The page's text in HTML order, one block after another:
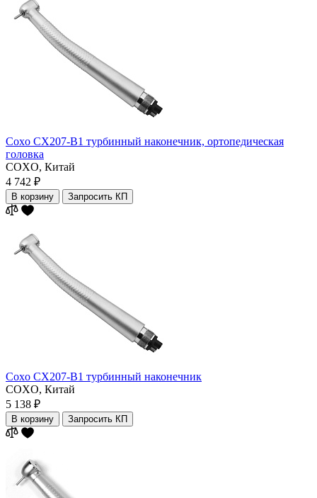
Coxo CX207-B1 турбинный наконечник, ортопедическая
головка
COXO, Китай
4 742 ₽
В корзину Запросить КП
Coxo CX207-B1 турбинный наконечник
COXO, Китай
5 138 ₽
В корзину Запросить КП